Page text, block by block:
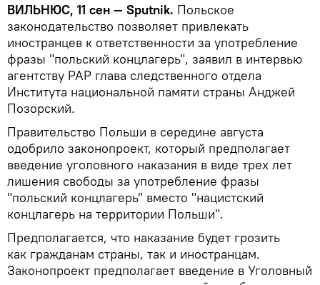
ВИЛЬНЮС, 11 сен — Sputnik. Польское
законодательство позволяет привлекать
иностранцев к ответственности за употребление
фразы "польский концлагерь", заявил в интервью
агентству PAP глава следственного отдела
Института национальной памяти страны Анджей
Позорский.
Правительство Польши в середине августа
одобрило законопроект, который предполагает
введение уголовного наказания в виде трех лет
лишения свободы за употребление фразы
"польский концлагерь" вместо "нацистский
концлагерь на территории Польши".
Предполагается, что наказание будет грозить
как гражданам страны, так и иностранцам.
Законопроект предполагает введение в Уголовный